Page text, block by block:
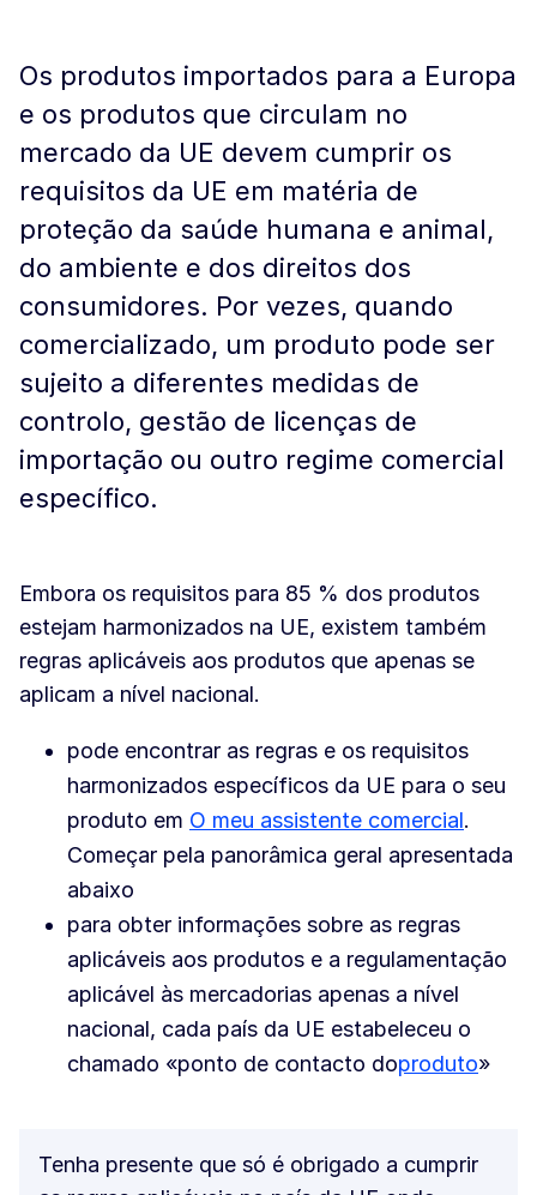
Os produtos importados para a Europa
e os produtos que circulam no
mercado da UE devem cumprir os
requisitos da UE em matéria de
proteção da saúde humana e animal,
do ambiente e dos direitos dos
consumidores. Por vezes, quando
comercializado, um produto pode ser
sujeito a diferentes medidas de
controlo, gestão de licenças de
importação ou outro regime comercial
específico.
Embora os requisitos para 85 % dos produtos
estejam harmonizados na UE, existem também
regras aplicáveis aos produtos que apenas se
aplicam a nível nacional.
pode encontrar as regras e os requisitos
harmonizados específicos da UE para o seu
produto em O meu assistente comercial.
Começar pela panorâmica geral apresentada
abaixo
para obter informações sobre as regras
aplicáveis aos produtos e a regulamentação
aplicável às mercadorias apenas a nível
nacional, cada país da UE estabeleceu o
chamado «ponto de contacto doproduto»
Tenha presente que só é obrigado a cumprir